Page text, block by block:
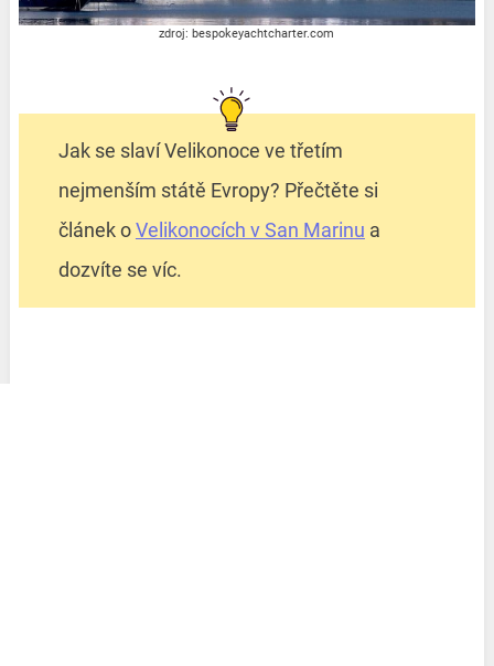
zdroj: bespokeyachtcharter.com
Jak se slaví Velikonoce ve třetím
nejmenším státě Evropy? Přečtěte si
článek oVelikonocích v San Marinu a
dozvíte se víc.